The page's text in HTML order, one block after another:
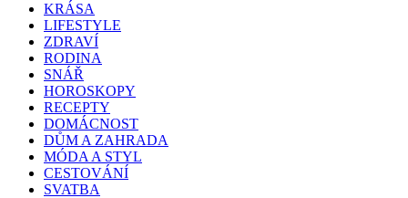
KRÁSA
LIFESTYLE
ZDRAVÍ
RODINA
SNÁŘ
HOROSKOPY
RECEPTY
DOMÁCNOST
DŮM A ZAHRADA
MÓDA A STYL
CESTOVÁNÍ
SVATBA